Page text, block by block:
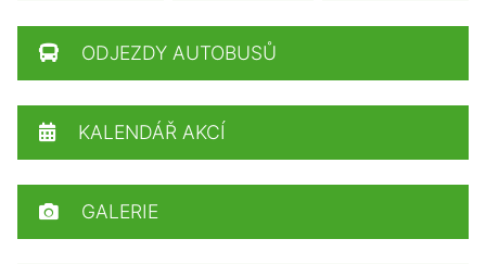
ODJEZDY AUTOBUSŮ
KALENDÁŘ AKCÍ
GALERIE